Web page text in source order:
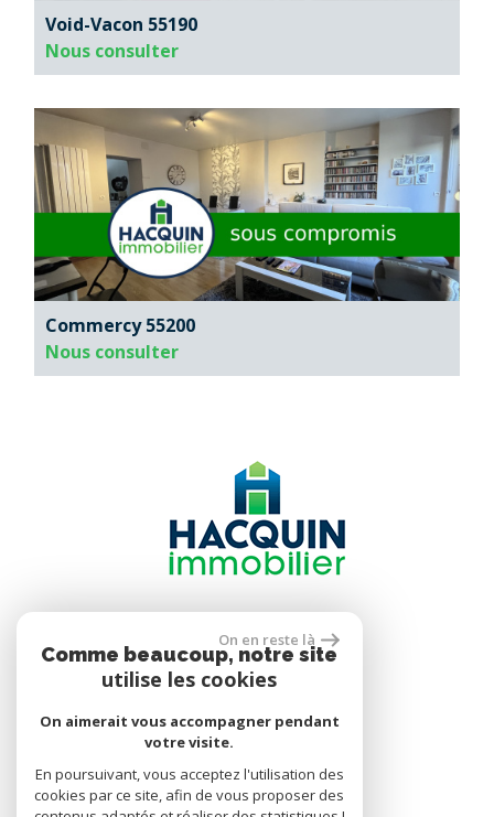
Void-Vacon 55190
Nous consulter
Commercy 55200
Nous consulter
Se connecter
Espace propriétaire
réalisé par
On en reste là
Comme beaucoup, notre site
utilise les cookies
On aimerait vous accompagner pendant
votre visite.
En poursuivant, vous acceptez l'utilisation des
cookies par ce site, afin de vous proposer des